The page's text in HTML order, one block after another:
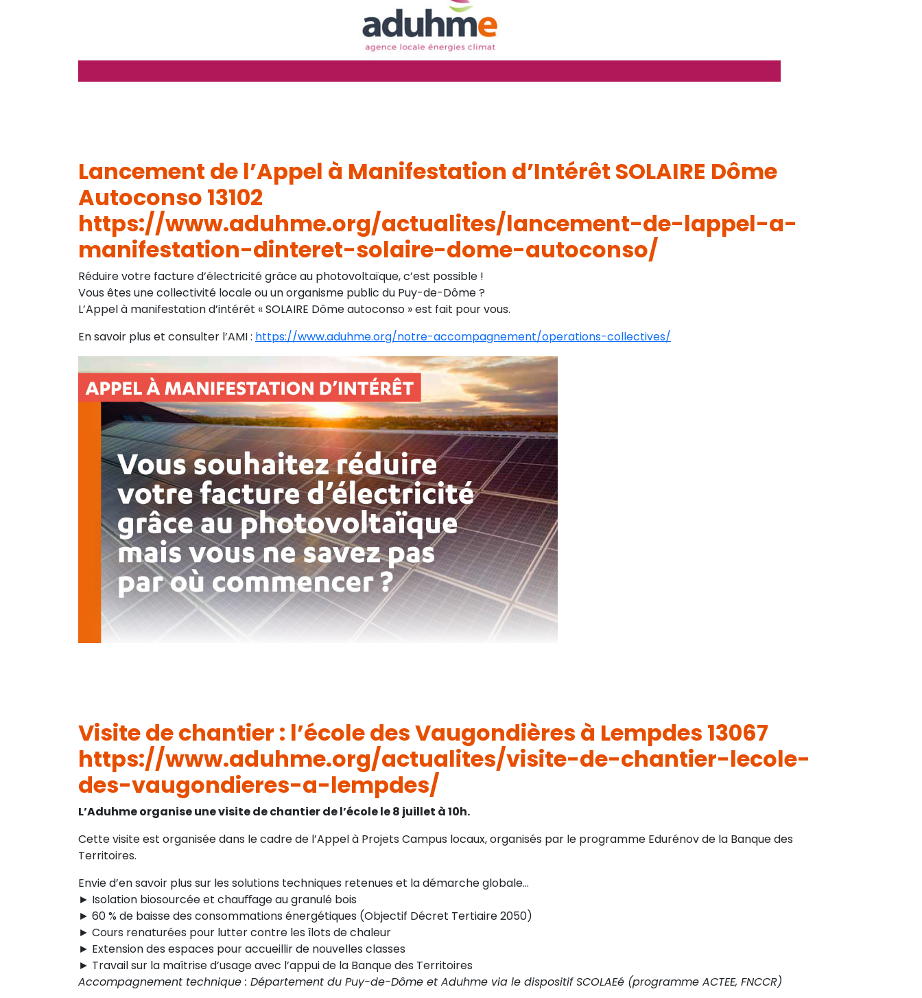
Lancement de l’Appel à Manifestation d’Intérêt SOLAIRE Dôme
Autoconso 13102
https://www.aduhme.org/actualites/lancement-de-lappel-a-
manifestation-dinteret-solaire-dome-autoconso/
Réduire votre facture d’électricité grâce au photovoltaïque, c’est possible !
Vous êtes une collectivité locale ou un organisme public du Puy-de-Dôme ?
L’Appel à manifestation d’intérêt « SOLAIRE Dôme autoconso » est fait pour vous.
En savoir plus et consulter l’AMI : https://www.aduhme.org/notre-accompagnement/operations-collectives/
Visite de chantier : l’école des Vaugondières à Lempdes 13067
https://www.aduhme.org/actualites/visite-de-chantier-lecole-
des-vaugondieres-a-lempdes/
L’Aduhme organise une visite de chantier de l’école le 8 juillet à 10h.
Cette visite est organisée dans le cadre de l’Appel à Projets Campus locaux, organisés par le programme Edurénov de la Banque des
Territoires.
Envie d’en savoir plus sur les solutions techniques retenues et la démarche globale…
► Isolation biosourcée et chauﬀage au granulé bois
► 60 % de baisse des consommations énergétiques (Objectif Décret Tertiaire 2050)
► Cours renaturées pour lutter contre les îlots de chaleur
► Extension des espaces pour accueillir de nouvelles classes
► Travail sur la maîtrise d’usage avec l’appui de la Banque des Territoires
Accompagnement technique : Département du Puy-de-Dôme et Aduhme via le dispositif SCOLAEé (programme ACTEE, FNCCR)